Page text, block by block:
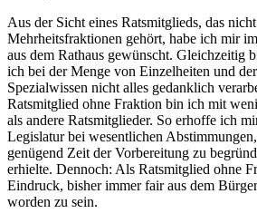
Aus der Sicht eines Ratsmitglieds, das
Mehrheitsfraktionen gehört, habe ich mir
aus dem Rathaus gewünscht. Gleichzeitig
ich bei der Menge von Einzelheiten und
Spezialwissen nicht alles gedanklich
Ratsmitglied ohne Fraktion bin ich mit
als andere Ratsmitglieder. So erhoffe ich
Legislatur bei wesentlichen
genügend Zeit der Vorbereitung zu
erhielte. Dennoch: Als Ratsmitglied ohne
Eindruck, bisher immer fair aus dem
worden zu sein.